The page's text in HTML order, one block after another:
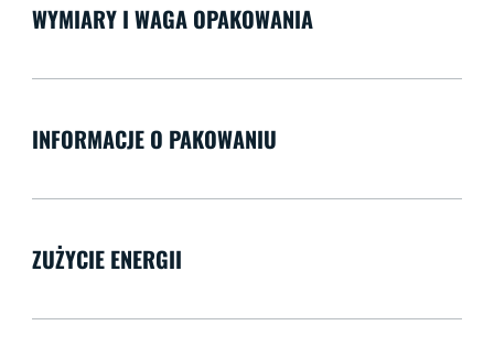
WYMIARY I WAGA OPAKOWANIA
INFORMACJE O PAKOWANIU
ZUŻYCIE ENERGII